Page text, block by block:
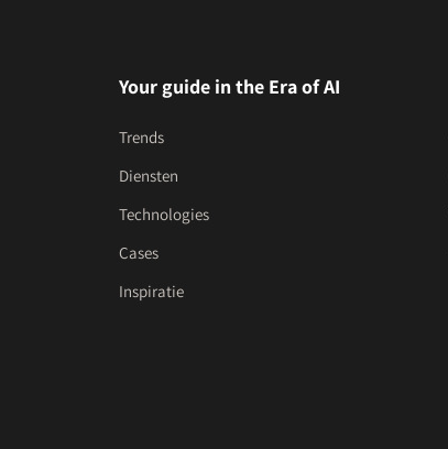
Your guide in the Era of AI
Trends
Diensten
Technologies
Cases
Inspiratie